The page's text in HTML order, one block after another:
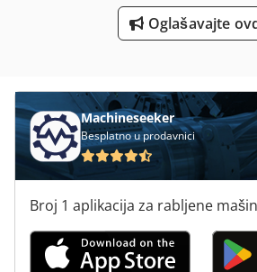
Vodu Za
Za Automatsko Varenje
Za Varenje Folija
Oglašavajte
Machineseeker
Besplatno u prodavnici
Broj 1 aplikacija za rabljene